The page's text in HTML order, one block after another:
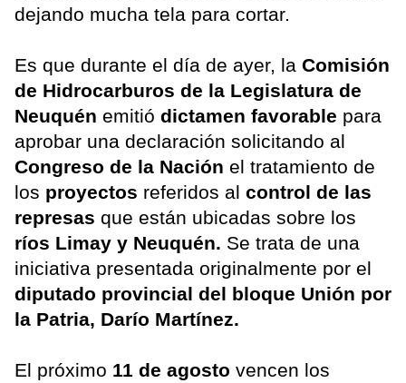
dejando mucha tela para cortar.
Es que durante el día de ayer, la Comisión
de Hidrocarburos de la Legislatura de
Neuquén emitió dictamen favorable para
aprobar una declaración solicitando al
Congreso de la Nación el tratamiento de
los proyectos referidos al control de las
represas que están ubicadas sobre los
ríos Limay y Neuquén. Se trata de una
iniciativa presentada originalmente por el
diputado provincial del bloque Unión por
la Patria, Darío Martínez.
El próximo 11 de agosto vencen los